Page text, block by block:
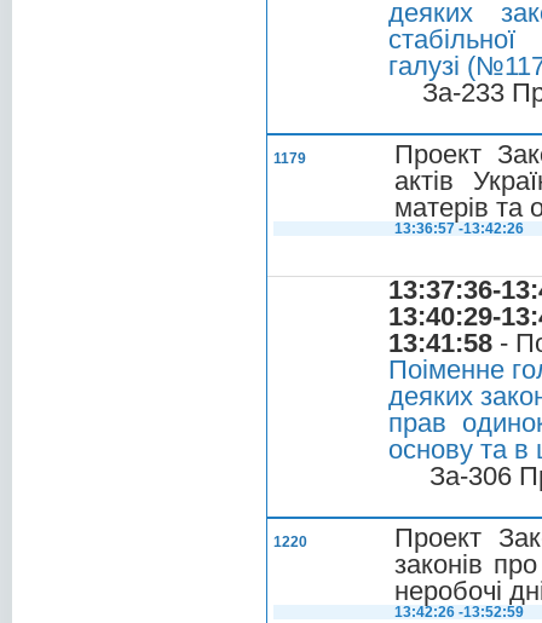
деяких
галузі
За-233
1179
Проект
актів
матерів та
13:36:57 -13:42:26
13:37:36-
13:40:29-
13:41:58 -
Поіменне
деяких
прав
основу та в
За-306
1220
Проект
законів
неробочі
13:42:26 -13:52:59